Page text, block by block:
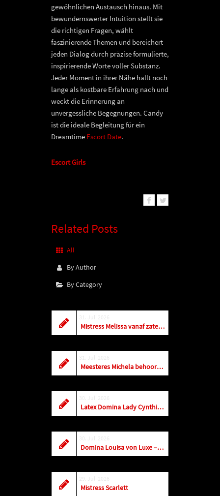
gewöhnlichen Austausch hinaus. Mit
bewundernswerter Intuition stellt sie
die richtigen Fragen, wählt
faszinierende Themen und bereichert
jeden Dialog durch präzise formulierte,
inspirierende Worte voller Substanz.
Jeder Moment in ihrer Nähe hallt noch
lange als kostbare Erfahrung nach und
weckt die Erinnerung an
unvergessliche Begegnungen. Candy
ist die ideale Begleitung für ein
Dreamtime Escort Date.
Escort Girls
Related Posts
All
By Author
By Category
Mistress Melissa vanaf zaterdag weer dagelijks terug in Antwerpen
Meesteres Michela behoort tot de top! Vandaag t/m zaterdag is ze in Amersfoort
Latex Domina Lady Cynthia im Studio Royal
Domina Louisa von Luxe – AUGUST 2026
Mistress Scarlett